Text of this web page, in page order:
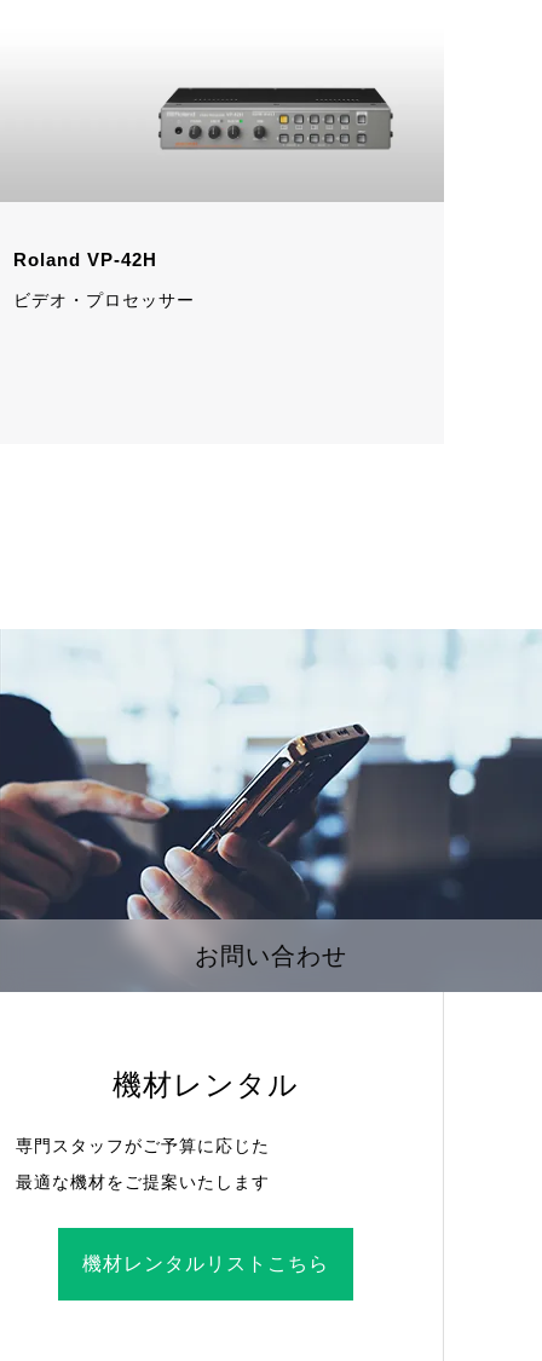
Roland VP-42H
ビデオ・プロセッサー
お問い合わせ
機材レンタル
専門スタッフがご予算に応じた
最適な機材をご提案いたします
機材レンタルリストこちら